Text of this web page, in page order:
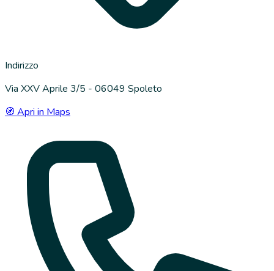
Indirizzo
Via XXV Aprile 3/5 - 06049 Spoleto
🧭 Apri in Maps